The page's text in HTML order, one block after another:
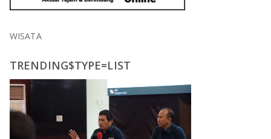
WISATA
TRENDING$TYPE=LIST